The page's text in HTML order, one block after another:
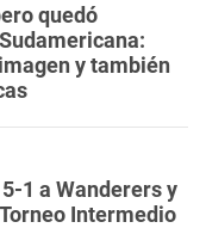
quedó
y también
1 a Wanderers y
Intermedio